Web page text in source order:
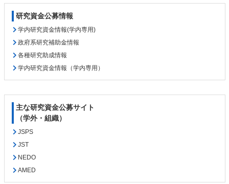
頭
へ
研究資金公募情報
学内研究資金情報(学内専用)
政府系研究補助金情報
各種研究助成情報
学内研究資金情報（学内専用）
主な研究資金公募サイト
（学外・組織）
JSPS
JST
NEDO
AMED